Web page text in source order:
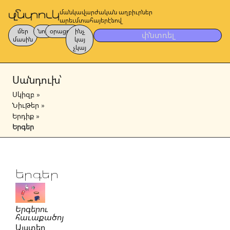
մանկավարժական աղբիւրներ
արեւմտահայերէնով
մեր
մասին
նոր օրացոյց
ինչ
կայ
չկայ
փնտռել
Սանդուխ՝
Սկիզբ »
Նիւթեր »
Երդիք »
Երգեր
Երգեր
Երգերու
հաւաքածոյ
Այստեղ